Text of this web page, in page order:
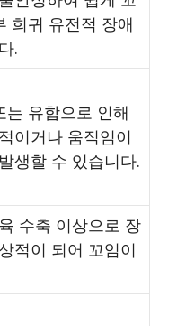
희귀 유전적 장애
.
는 유합으로 인해
이거나 움직임이
생할 수 있습니다.
수축 이상으로 장
적이 되어 꼬임이